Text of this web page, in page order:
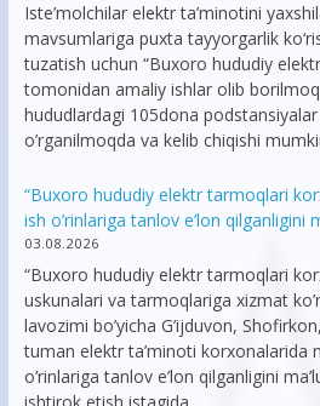
Iste’molchilar elektr ta’minotini
mavsumlariga puxta tayyorgarlik
tuzatish uchun “Buxoro hududiy
tomonidan amaliy ishlar olib
hududlardagi 105dona
o’rganilmoqda va kelib chiqishi
“Buxoro hududiy elektr tarmoqlari
ish o’rinlariga tanlov e’lon qilganligini
03.08.2026
“Buxoro hududiy elektr tarmoqlari
uskunalari va tarmoqlariga xizmat
lavozimi bo’yicha G’ijduvon,
tuman elektr ta’minoti korxonalarida
o’rinlariga tanlov e’lon qilganligini